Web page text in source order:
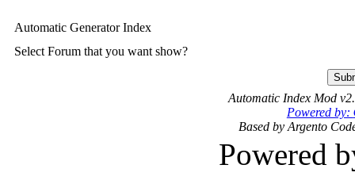
Automatic Generator Index
Select Forum that you want show?
Automatic Index Mod
Powered by:
Based by Argento
Powered